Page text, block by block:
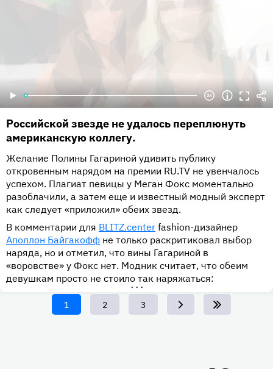
Российской звезде не удалось переплюнуть
американскую коллегу.
Желание Полины Гагариной удивить публику
откровенным нарядом на премии RU.TV не увенчалось
успехом. Плагиат певицы у Меган Фокс моментально
разоблачили, а затем еще и известный модный эксперт
как следует «приложил» обеих звезд.
В комментарии для BLITZ.center fashion-дизайнер
Аполлон Байгакофф не только раскритиковал выбор
наряда, но и отметил, что вины Гагариной в
«воровстве» у Фокс нет. Модник считает, что обеим
девушкам просто не стоило так наряжаться:
•••
Текущая
страница
1 Page
2 Page
3